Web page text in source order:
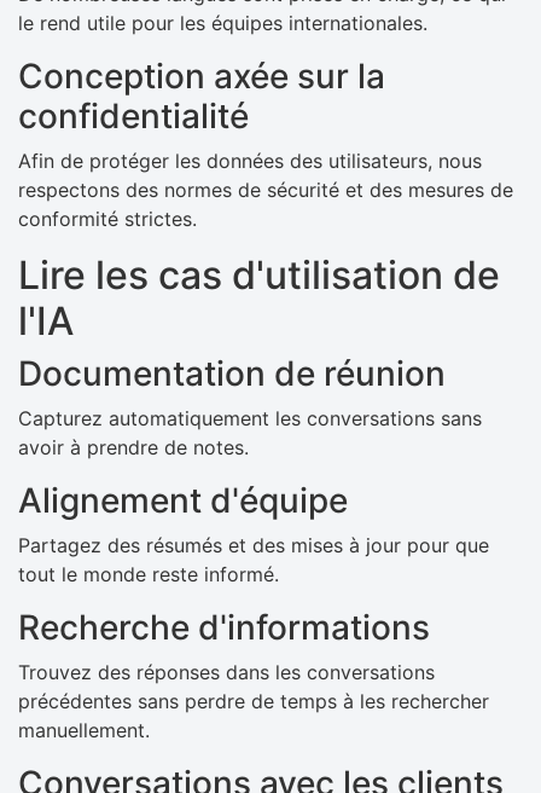
le rend utile pour les équipes internationales.
Conception axée sur la
confidentialité
Afin de protéger les données des utilisateurs, nous
respectons des normes de sécurité et des mesures de
conformité strictes.
Lire les cas d'utilisation de
l'IA
Documentation de réunion
Capturez automatiquement les conversations sans
avoir à prendre de notes.
Alignement d'équipe
Partagez des résumés et des mises à jour pour que
tout le monde reste informé.
Recherche d'informations
Trouvez des réponses dans les conversations
précédentes sans perdre de temps à les rechercher
manuellement.
Conversations avec les clients